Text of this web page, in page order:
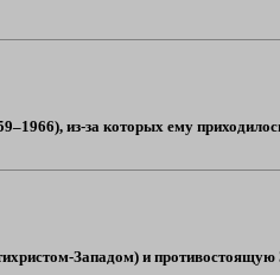
из-за которых ему
Западом) и